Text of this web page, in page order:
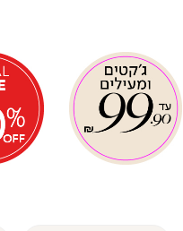
באנר
עיגולים
ספיישל
פרייס
באנר
עיגולים
ספיישל
פרייס
באנר
עיגולים
ספיישל
פרייס
באנר
עיגולים
ספיישל
פרייס